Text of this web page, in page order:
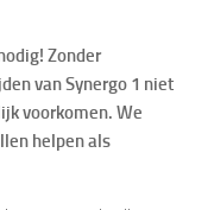
Zonder
van Synergo 1 niet
voorkomen. We
helpen als